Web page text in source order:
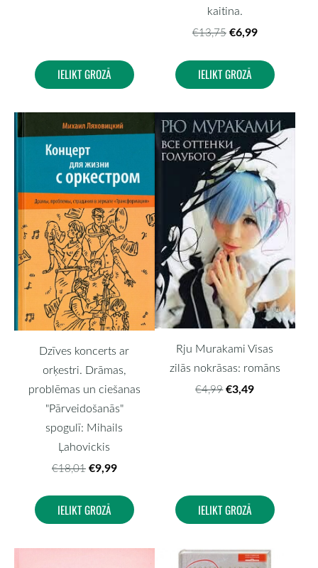
IELIKT GROZĀ
kaitina.
€13,75 €6,99
IELIKT GROZĀ
Dzīves koncerts ar
orķestri. Drāmas,
problēmas un ciešanas
"Pārveidošanās"
spogulī: Mihails
Ļahovickis
€18,01 €9,99
IELIKT GROZĀ
Rju Murakami Visas
zilās nokrāsas: romāns
€4,99 €3,49
IELIKT GROZĀ